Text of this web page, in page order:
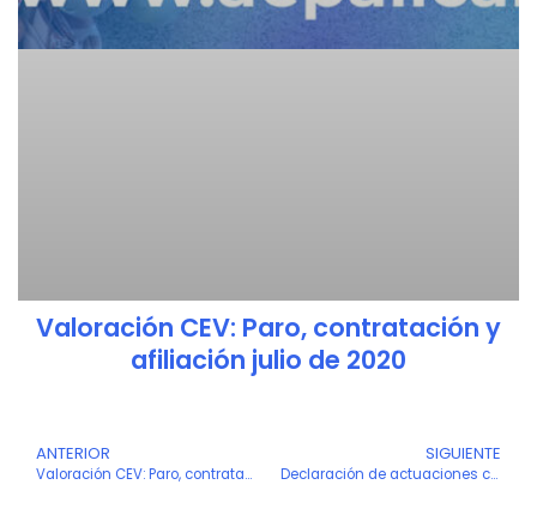
Valoración CEV: Paro, contratación y
afiliación julio de 2020
Ant
ANTERIOR
Valoración CEV: Paro, contratación y afiliación febrero de 2021
SIGUIENTE
Declaración de actuaciones coordinadas frente a la Covid-19 con motivo de la festividad de San José y de la Semana Santa de 2021